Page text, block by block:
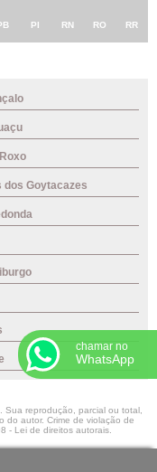
PI RN RO RR
dos Goytacazes
reprodução, parcial ou total,
do autor. Crime de violação de
- Lei de direitos autorais.
chamar no
WhatsApp